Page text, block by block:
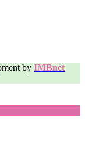
by IMBnet